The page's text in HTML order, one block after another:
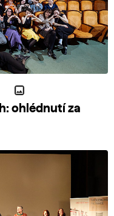
ohlédnutí za